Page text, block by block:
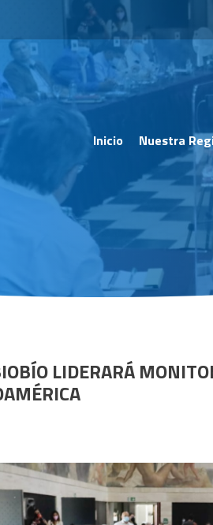
Inicio Nuestra
LIDERARÁ